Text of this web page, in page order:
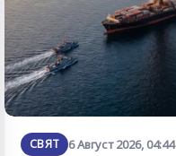
СВЯТ 6 Август 2026, 04:44